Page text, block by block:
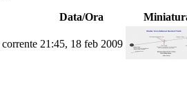
Data/Ora
corrente 21:45, 18 feb 2009